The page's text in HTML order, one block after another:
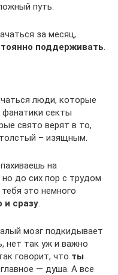
путь.
за месяц,
поддерживать
люди, которые
фанатики секты
свято верят в то,
– изящным.
на
до сих пор с трудом
это немного
и сразу
мозг подкидывает
нет так уж и важно
говорит, что ты
— душа. А все